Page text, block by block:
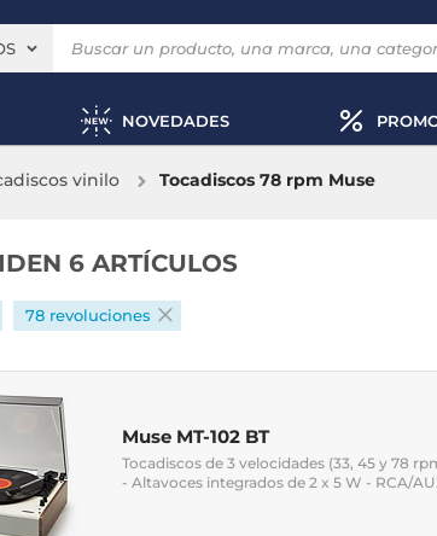
NOVEDADES
vinilo Tocadiscos 78 rpm Muse
6 ARTÍCULOS
78 revoluciones
Muse MT-102 BT
Tocadiscos de 3 velocidades (33, 45 y 78
- Altavoces integrados de 2 x 5 W - RCA/